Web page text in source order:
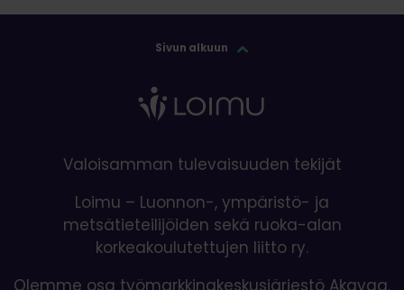
Sivun alkuun
Valoisamman tulevaisuuden tekijät
Loimu – Luonnon-, ympäristö- ja
metsätieteilijöiden sekä ruoka-alan
korkeakoulutettujen liitto ry.